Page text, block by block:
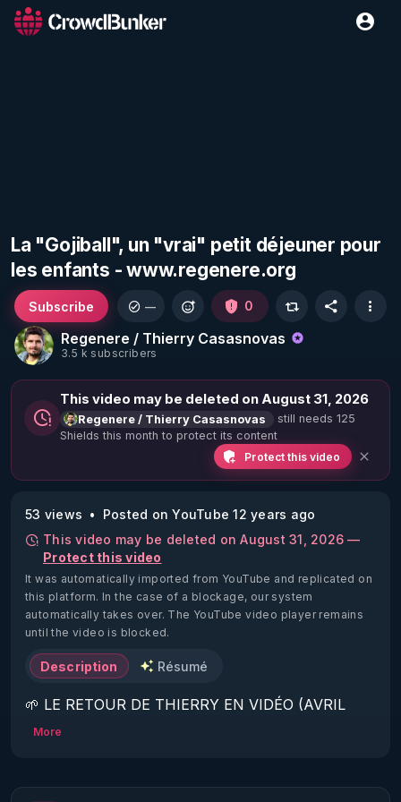
La "Gojiball", un "vrai" petit déjeuner pour
les enfants - www.regenere.org
Regenere / Thierry Casasnovas
3.5 k subscribers
Subscribe — 0
This video may be deleted on August 31, 2026
Regenere / Thierry Casasnovas
still needs 125
Shields this month to protect its content
Protect this video
53 views
Posted on YouTube 12 years ago
This video may be deleted on August 31, 2026 —
Protect this video
It was automatically imported from YouTube and replicated on
this platform. In the case of a blockage, our system
automatically takes over. The YouTube video player remains
until the video is blocked.
Description Résumé
🌱 LE RETOUR DE THIERRY EN VIDÉO (AVRIL
2022)!
https://www.rgnr.fr/presentation.html
More